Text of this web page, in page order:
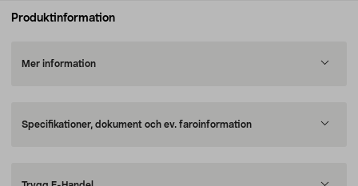
Produktinformation
Mer information
Specifikationer, dokument och ev. faroinformation